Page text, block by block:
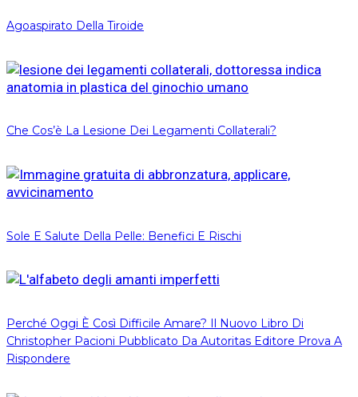
Agoaspirato Della Tiroide
Che Cos’è La Lesione Dei Legamenti Collaterali?
Sole E Salute Della Pelle: Benefici E Rischi
Perché Oggi È Così Difficile Amare? Il Nuovo Libro Di
Christopher Pacioni Pubblicato Da Autoritas Editore Prova A
Rispondere